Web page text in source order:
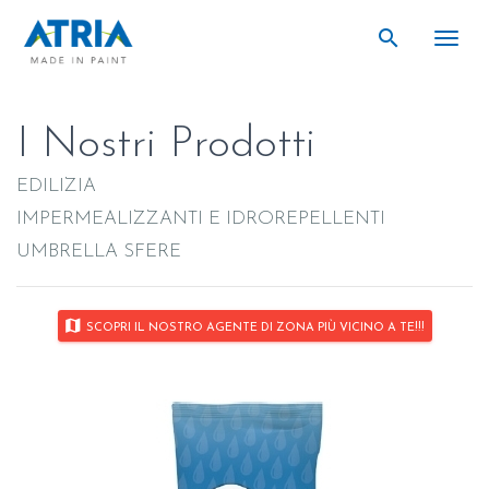
search
I Nostri Prodotti
EDILIZIA
IMPERMEALIZZANTI E IDROREPELLENTI
UMBRELLA SFERE
map SCOPRI IL NOSTRO AGENTE DI ZONA PIÙ VICINO A TE!!!